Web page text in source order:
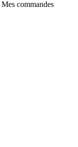
Mes commandes